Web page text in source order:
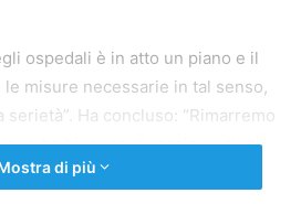
ospedali è in atto un piano e il
misure necessarie in tal senso,
Ha concluso: “Rimarremo
ha bisogno di rassicurazioni”.
di più